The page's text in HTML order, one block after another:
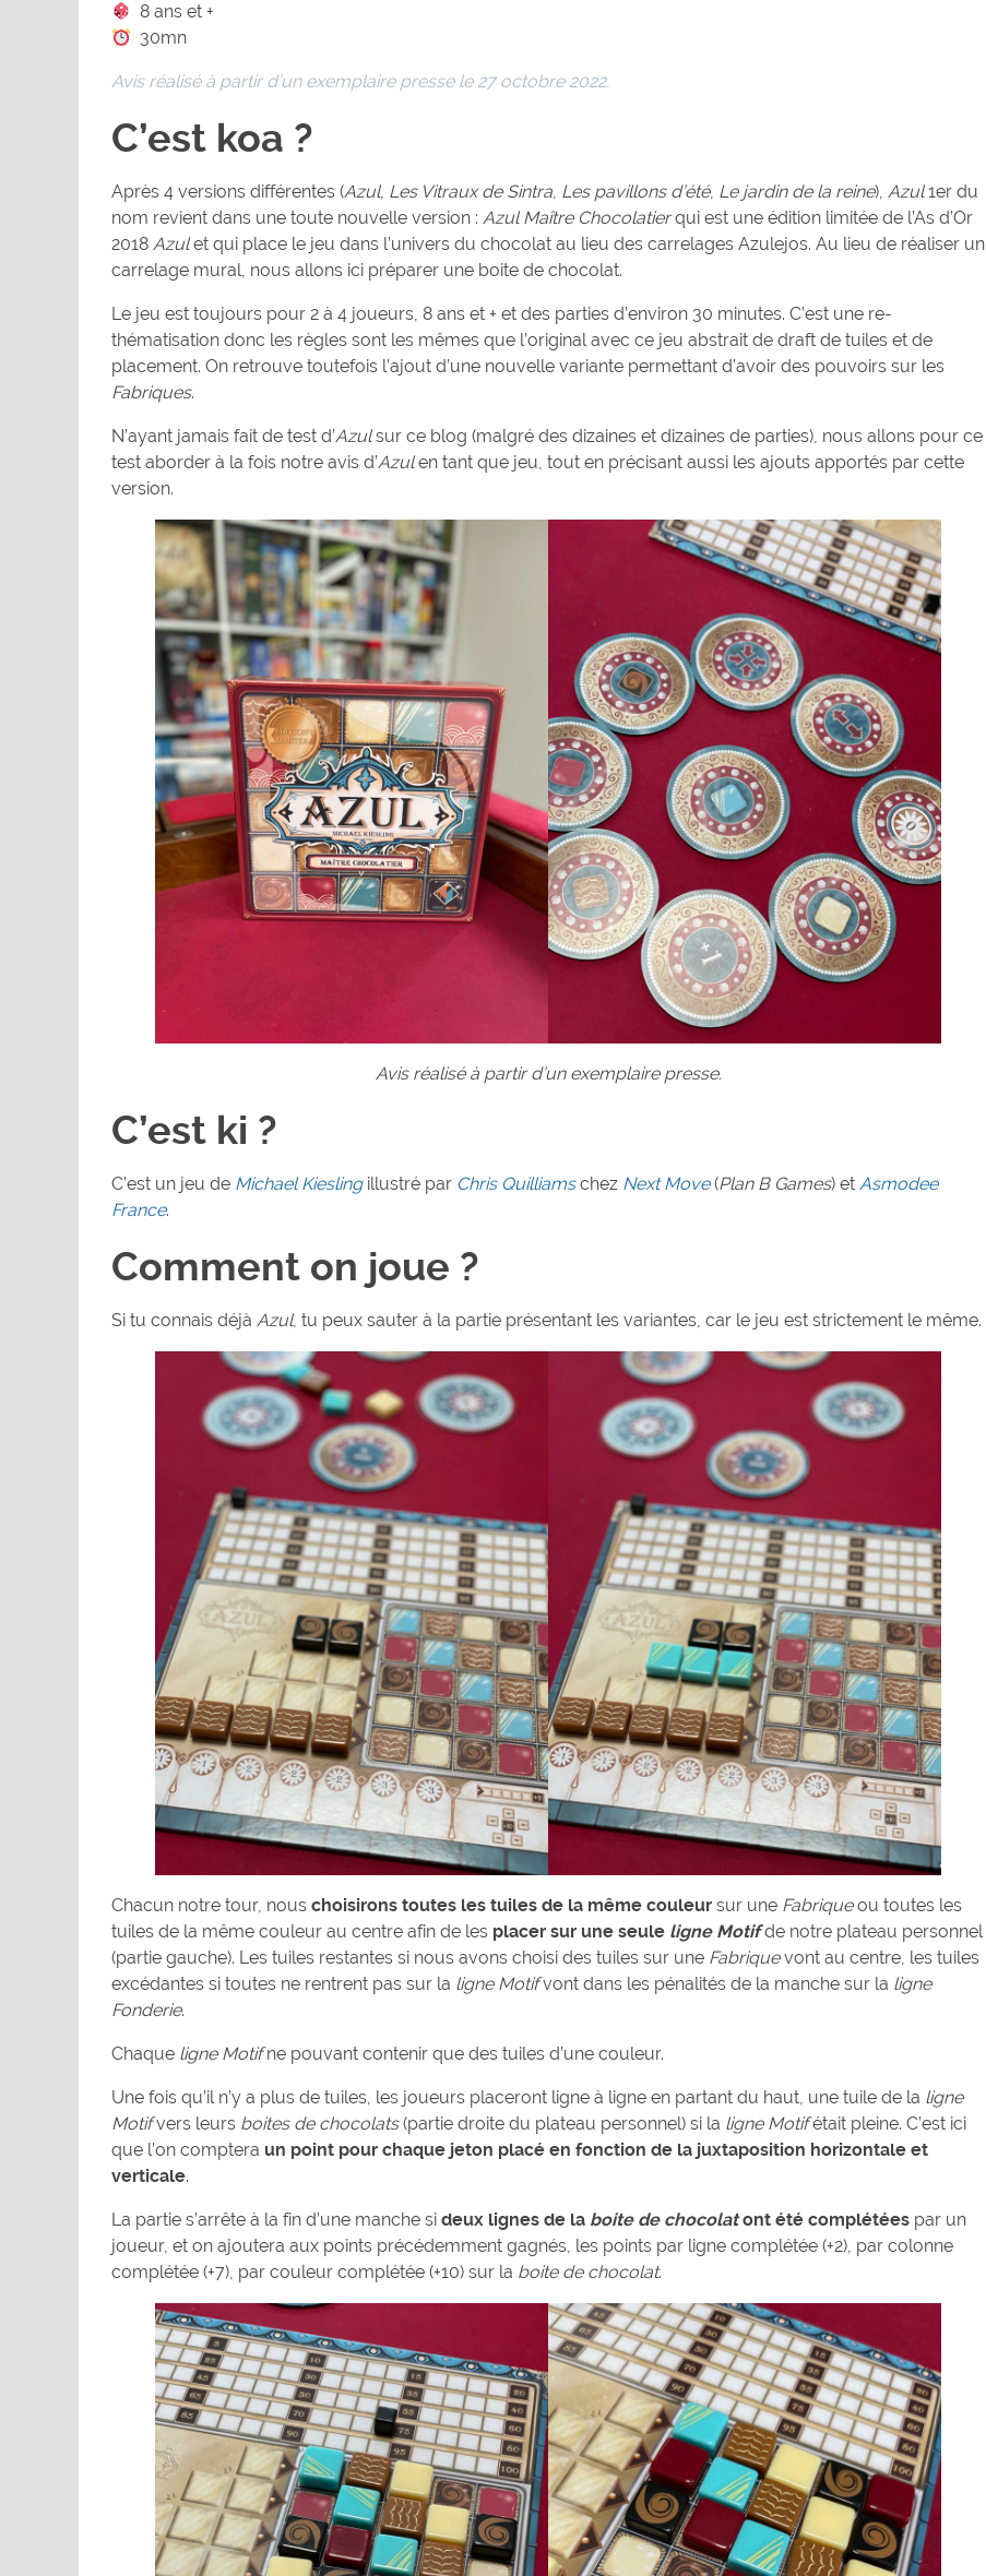
8 ans et +
30mn
Avis réalisé à partir d’un exemplaire presse le 27 octobre 2022.
C’est koa ?
Après 4 versions différentes (Azul, Les Vitraux de Sintra, Les pavillons d’été, Le jardin de la reine), Azul1er du
nom revient dans une toute nouvelle version : Azul Maître Chocolatierqui est une édition limitée de l’As d’Or
2018 Azulet qui place le jeu dans l’univers du chocolat au lieu des carrelages Azulejos. Au lieu de réaliser un
carrelage mural, nous allons ici préparer une boite de chocolat.
Le jeu est toujours pour 2 à 4 joueurs, 8 ans et + et des parties d’environ 30 minutes. C’est une re-
thématisation donc les règles sont les mêmes que l’original avec ce jeu abstrait de draft de tuiles et de
placement. On retrouve toutefois l’ajout d’une nouvelle variante permettant d’avoir des pouvoirs sur les
Fabriques.
N’ayant jamais fait de test d’Azulsur ce blog (malgré des dizaines et dizaines de parties), nous allons pour ce
test aborder à la fois notre avis d’Azulen tant que jeu, tout en précisant aussi les ajouts apportés par cette
version.
Avis réalisé à partir d’un exemplaire presse.
C’est ki ?
C’est un jeu de Michael Kieslingillustré par Chris Quilliamschez Next Move(Plan B Games) et Asmodee
France.
Comment on joue ?
Si tu connais déjà Azul, tu peux sauter à la partie présentant les variantes, car le jeu est strictement le même.
Chacun notre tour, nous choisirons toutes les tuiles de la même couleur sur une Fabriqueou toutes les
tuiles de la même couleur au centre afin de les placer sur une seule ligne Motifde notre plateau personnel
(partie gauche). Les tuiles restantes si nous avons choisi des tuiles sur une Fabriquevont au centre, les tuiles
excédantes si toutes ne rentrent pas sur la ligne Motifvont dans les pénalités de la manche sur la ligne
Fonderie.
Chaque ligne Motifne pouvant contenir que des tuiles d’une couleur.
Une fois qu’il n’y a plus de tuiles, les joueurs placeront ligne à ligne en partant du haut, une tuile de la ligne
Motifvers leurs boites de chocolats(partie droite du plateau personnel) si la ligne Motifétait pleine. C’est ici
que l’on comptera un point pour chaque jeton placé en fonction de la juxtaposition horizontale et
verticale.
La partie s’arrête à la fin d’une manche si deux lignes de la boite de chocolatont été complétées par un
joueur, et on ajoutera aux points précédemment gagnés, les points par ligne complétée (+2), par colonne
complétée (+7), par couleur complétée (+10) sur la boite de chocolat.